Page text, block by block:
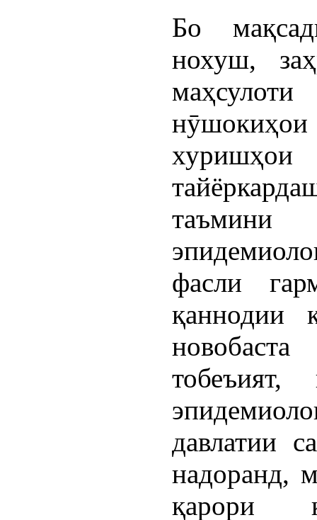
Бо
нохуш,
таъмини
фасли
қаннодии
давлатии
надоранд,
қарори